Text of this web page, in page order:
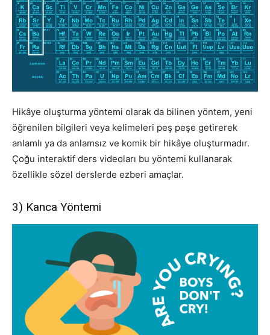
Hikâye oluşturma yöntemi olarak da bilinen yöntem, yeni
öğrenilen bilgileri veya kelimeleri peş peşe getirerek
anlamlı ya da anlamsız ve komik bir hikâye oluşturmadır.
Çoğu interaktif ders videoları bu yöntemi kullanarak
özellikle sözel derslerde ezberi amaçlar.
3) Kanca Yöntemi